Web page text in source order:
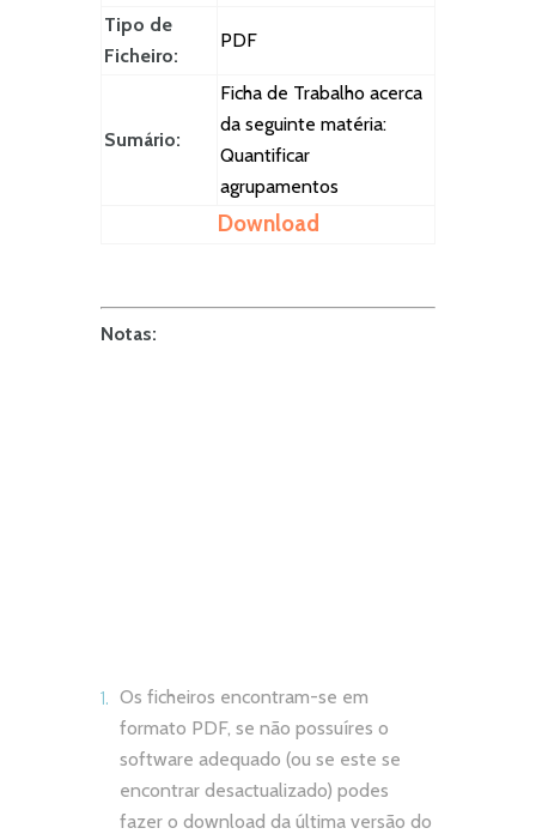
Tipo de
Ficheiro:
PDF
Sumário:
Ficha de Trabalho acerca
da seguinte matéria:
Quantificar
agrupamentos
Download
Notas:
Os ficheiros encontram-se em
formato PDF, se não possuíres o
software adequado (ou se este se
encontrar desactualizado) podes
fazer o download da última versão do